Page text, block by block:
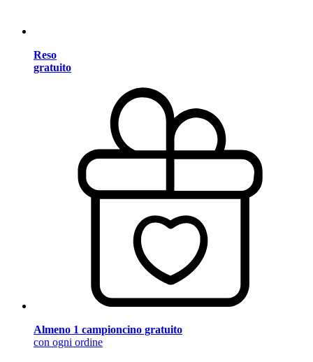
Reso
gratuito
Almeno 1 campioncino gratuito
con ogni ordine